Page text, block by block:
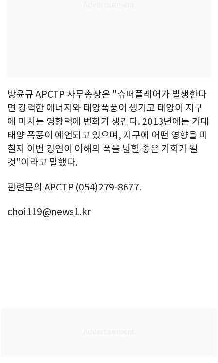
방윤규 APCTP 사무총장은 "슈퍼플레어가 발생한다
면 강력한 에너지와 태양폭풍이 생기고 태양이 지구
에 미치는 영향력에 변화가 생긴다. 2013년에는 거대
태양 폭풍이 예언되고 있으며, 지구에 어떤 영향을 미
칠지 이번 강연이 이해의 폭을 넓힐 좋은 기회가 될
것"이라고 말했다.
관련문의 APCTP (054)279-8677.
choi119@news1.kr